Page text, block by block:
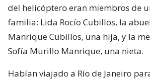
del helicóptero eran miembros de
familia: Lida Rocío Cubillos, la
Manrique Cubillos, una hija, y la
Sofía Murillo Manrique, una nieta.
Habían viajado a Río de Janeiro